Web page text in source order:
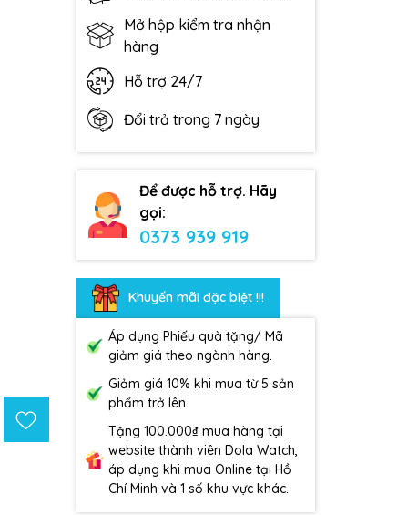
Mở hộp kiểm tra nhận
hàng
Hỗ trợ 24/7
Đổi trả trong 7 ngày
Để được hỗ trợ. Hãy
gọi:
0373 939 919
Khuyến mãi đặc biệt !!!
Áp dụng Phiếu quà tặng/ Mã
giảm giá theo ngành hàng.
Giảm giá 10% khi mua từ 5 sản
phẩm trở lên.
Tặng 100.000₫ mua hàng tại
website thành viên Dola Watch,
áp dụng khi mua Online tại Hồ
Chí Minh và 1 số khu vực khác.